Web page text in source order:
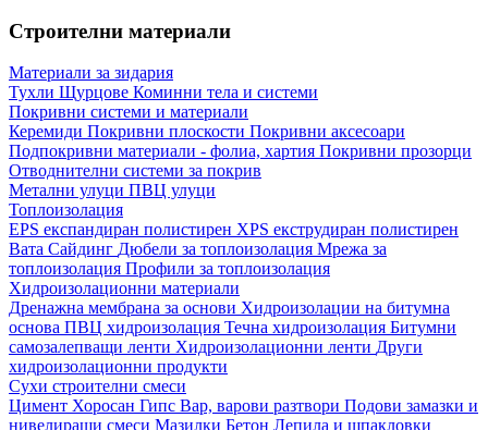
Строителни материали
Материали за зидария
Тухли Щурцове Коминни тела и системи
Покривни системи и материали
Керемиди Покривни плоскости Покривни аксесоари
Подпокривни материали - фолиа, хартия Покривни прозорци
Отводнителни системи за покрив
Метални улуци ПВЦ улуци
Топлоизолация
EPS експандиран полистирен XPS екструдиран полистирен
Вата Сайдинг Дюбели за топлоизолация Мрежа за
топлоизолация Профили за топлоизолация
Хидроизолационни материали
Дренажна мембрана за основи Хидроизолации на битумна
основа ПВЦ хидроизолация Течна хидроизолация Битумни
самозалепващи ленти Хидроизолационни ленти Други
хидроизолационни продукти
Сухи строителни смеси
Цимент Хоросан Гипс Вар, варови разтвори Подови замазки и
нивелиращи смеси Мазилки Бетон Лепила и шпакловки